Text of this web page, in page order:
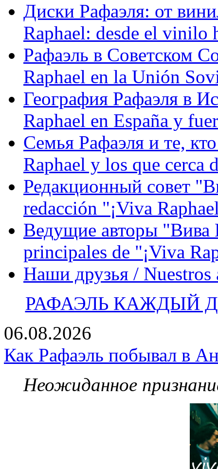
Диски Рафаэля: от
Raphael: desde el vinilo
Рафаэль в Советском
Raphael en la Unión
География Рафаэля в
Raphael en España y
Семья Рафаэля и те,
Raphael y los que cerca
Редакционный совет
redacción "¡Viva
Ведущие авторы "Вива
principales de "¡Viva
Наши друзья / Nuestros
РАФАЭЛЬ КАЖДЫЙ
06.08.2026
Как Рафаэль побывал в
Неожиданное